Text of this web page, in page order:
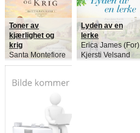
Toner av
kjærlighet og
krig
Santa Montefiore
(For)
Lyden av en
lerke
Erica James (For)
Kjersti Velsand